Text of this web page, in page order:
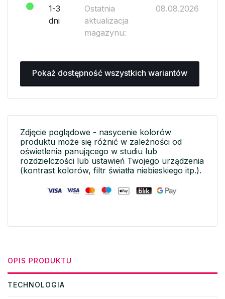
1-3
dni
Ostatnia
aktualizacja
magazynu:
08.08.2026
Pokaż dostępność wszystkich wariantów
Zdjęcie poglądowe - nasycenie kolorów
produktu może się różnić w zależności od
oświetlenia panującego w studiu lub
rozdzielczości lub ustawień Twojego urządzenia
(kontrast kolorów, filtr światła niebieskiego itp.).
OPIS PRODUKTU
TECHNOLOGIA